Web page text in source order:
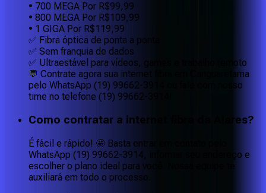
• 700 MEGA Por R$99,99
• 800 MEGA Por R$109,99
• 1 GIGA Por R$119,99
✅ Fibra óptica de ponta a ponta
✅ Sem franquia de dados
✅ Ultraestável para vídeos, games e trabalho remoto
💬 Contrate agora sua internet fibra em Canguaretama
pelo WhatsApp (19) 99662-3914 ou fale com nosso
time no telefone (19) 99662-3914!
Como contratar a internet fibra da Alares?
É fácil e rápido! 🤩 Basta entrar em contato pelo
WhatsApp (19) 99662-3914, informar seu endereço e
escolher o plano ideal para você. Nossa equipe te
auxiliará em todo o processo.